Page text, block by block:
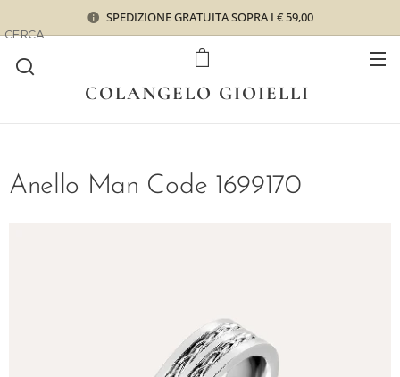
SPEDIZIONE GRATUITA SOPRA I € 59,00
COLANGELO GIOIELLI
CERCA
Anello Man Code 1699170